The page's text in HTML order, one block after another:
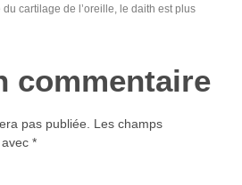
cartilage de l’oreille, le daith est plus
commentaire
pas publiée.
Les champs
*